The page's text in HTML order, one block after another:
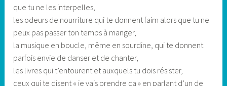
que tu ne les interpelles,
les odeurs de nourriture qui te donnent faim alors que tu ne
peux pas passer ton temps à manger,
la musique en boucle, même en sourdine, qui te donnent
parfois envie de danser et de chanter,
les livres qui t’entourent et auxquels tu dois résister,
ceux qui te disent « je vais prendre ça » en parlant d’un de